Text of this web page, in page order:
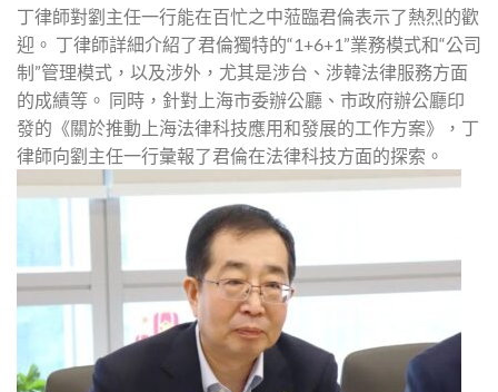
丁律師對劉主任一行能在百忙之中蒞臨君倫表示了熱烈的歡
迎。 丁律師詳細介紹了君倫獨特的“1+6+1”業務模式和“公司
制”管理模式，以及涉外，尤其是涉台、涉韓法律服務方面
的成績等。 同時，針對上海市委辦公廳、市政府辦公廳印
發的《關於推動上海法律科技應用和發展的工作方案》，丁
律師向劉主任一行彙報了君倫在法律科技方面的探索。